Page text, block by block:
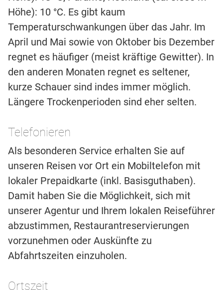
Höhe): 10 °C. Es gibt kaum
Temperaturschwankungen über das Jahr. Im
April und Mai sowie von Oktober bis Dezember
regnet es häufiger (meist kräftige Gewitter). In
den anderen Monaten regnet es seltener,
kurze Schauer sind indes immer möglich.
Längere Trockenperioden sind eher selten.
Telefonieren
Als besonderen Service erhalten Sie auf
unseren Reisen vor Ort ein Mobiltelefon mit
lokaler Prepaidkarte (inkl. Basisguthaben).
Damit haben Sie die Möglichkeit, sich mit
unserer Agentur und Ihrem lokalen Reiseführer
abzustimmen, Restaurantreservierungen
vorzunehmen oder Auskünfte zu
Abfahrtszeiten einzuholen.
Ortszeit